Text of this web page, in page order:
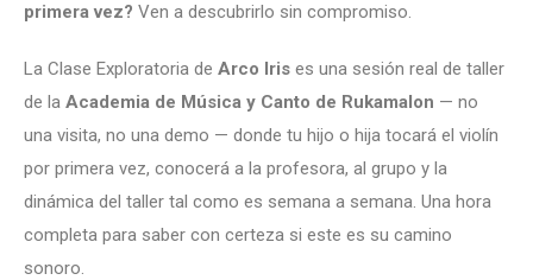
primera vez? Ven a descubrirlo sin compromiso.
La Clase Exploratoria de Arco Iris es una sesión real de taller
de la Academia de Música y Canto de Rukamalon — no
una visita, no una demo — donde tu hijo o hija tocará el violín
por primera vez, conocerá a la profesora, al grupo y la
dinámica del taller tal como es semana a semana. Una hora
completa para saber con certeza si este es su camino
sonoro.